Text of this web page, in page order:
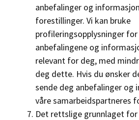
anbefalinger og
forestillinger. Vi kan bruke
profileringsopplysninger
anbefalingene og
relevant for deg, med
deg dette. Hvis du ønsker
sende deg anbefalinger og
våre samarbeidspartneres
Det rettslige grunnlaget